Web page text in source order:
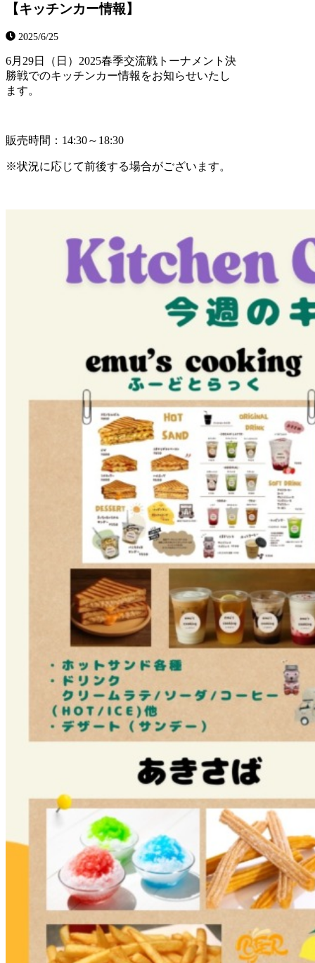
【キッチンカー情報】
2025/6/25
6月29日（日）2025春季交流戦トーナメント決
勝戦でのキッチンカー情報をお知らせいたし
ます。
販売時間：14:30～18:30
※状況に応じて前後する場合がございます。